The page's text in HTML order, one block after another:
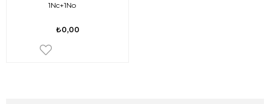
1Nc+1No
₺0,00